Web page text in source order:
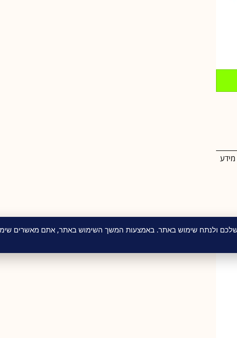
מידע
שלכם ולנתח שימוש באתר. באמצעות המשך השימוש באתר, אתם מאשרים